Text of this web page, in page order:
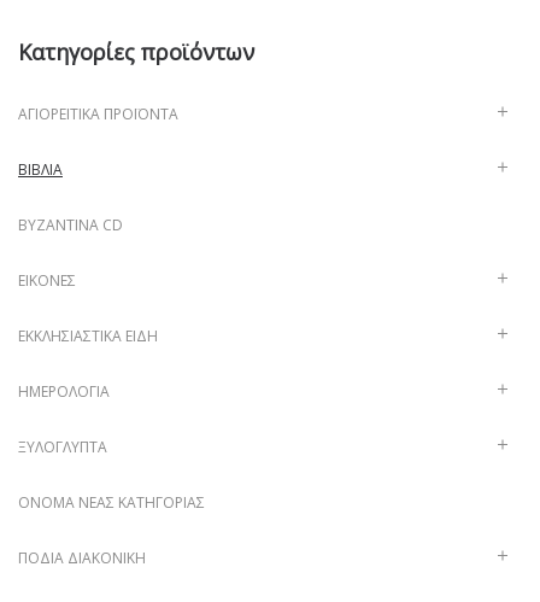
Κατηγορίες προϊόντων
ΑΓΙΟΡΕΊΤΙΚΑ ΠΡΟΪΌΝΤΑ
ΒΙΒΛΊΑ
ΒΥΖΑΝΤΙΝΑ CD
ΕΙΚΌΝΕΣ
ΕΚΚΛΗΣΙΑΣΤΙΚΆ ΕΊΔΗ
ΗΜΕΡΟΛΌΓΙΑ
ΞΥΛΌΓΛΥΠΤΑ
ΌΝΟΜΑ ΝΈΑΣ ΚΑΤΗΓΟΡΊΑΣ
ΠΟΔΙΆ ΔΙΑΚΟΝΙΚΉ